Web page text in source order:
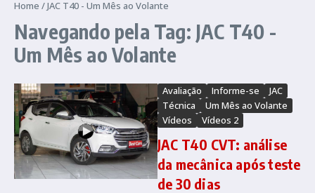
Home /JAC T40 - Um Mês ao Volante
Navegando pela Tag: JAC T40 -
Um Mês ao Volante
Avaliação Informe-se
JAC
Técnica
Um Mês ao Volante
Vídeos
Vídeos 2
JAC T40 CVT: análise
da mecânica após teste
de 30 dias